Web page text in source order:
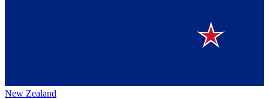
New Zealand